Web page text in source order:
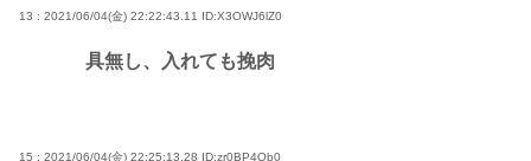
13 : 2021/06/04(金) 22:22:43.11 ID:X3OWJ6lZ0
具無し、入れても挽肉
15 : 2021/06/04(金) 22:25:13.28 ID:zr0BP4Ob0